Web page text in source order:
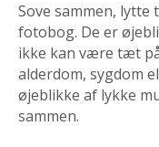
Sove sammen, lytte
fotobog. De er
ikke kan være tæt
alderdom, sygdom
øjeblikke af lykke
sammen.